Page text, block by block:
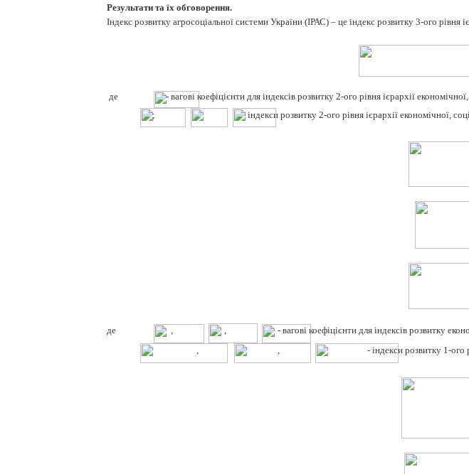
Результати та їх обговорення.
Індекс розвитку агросоціальної системи України (ІРАС) – це індекс розвитку 3-ого
де
- вагові коефіцієнти для індексів розвитку 2-ого рівня ієрархії
;
; - індекси розвитку 2-ого рівня ієрархії економічної,
де , ,
- вагові коефіцієнти для індексів розвитку
,
, - індекси розвитку 1-ого